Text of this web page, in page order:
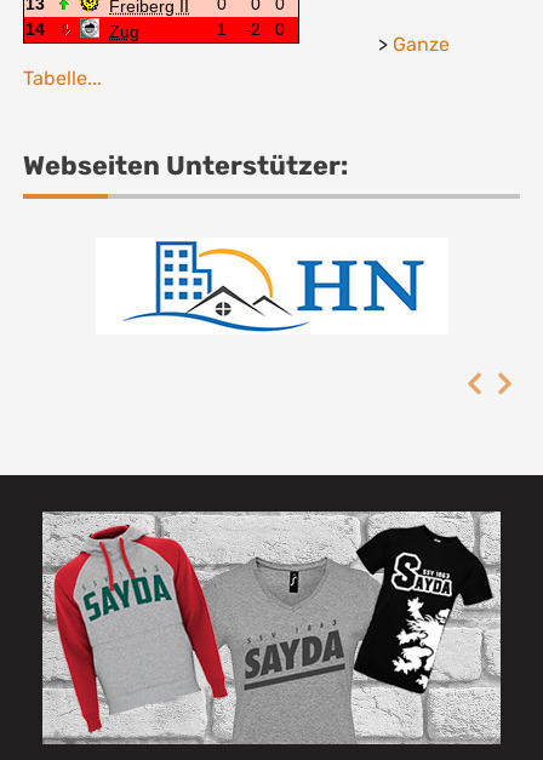
> Ganze
Tabelle...
Webseiten Unterstützer: